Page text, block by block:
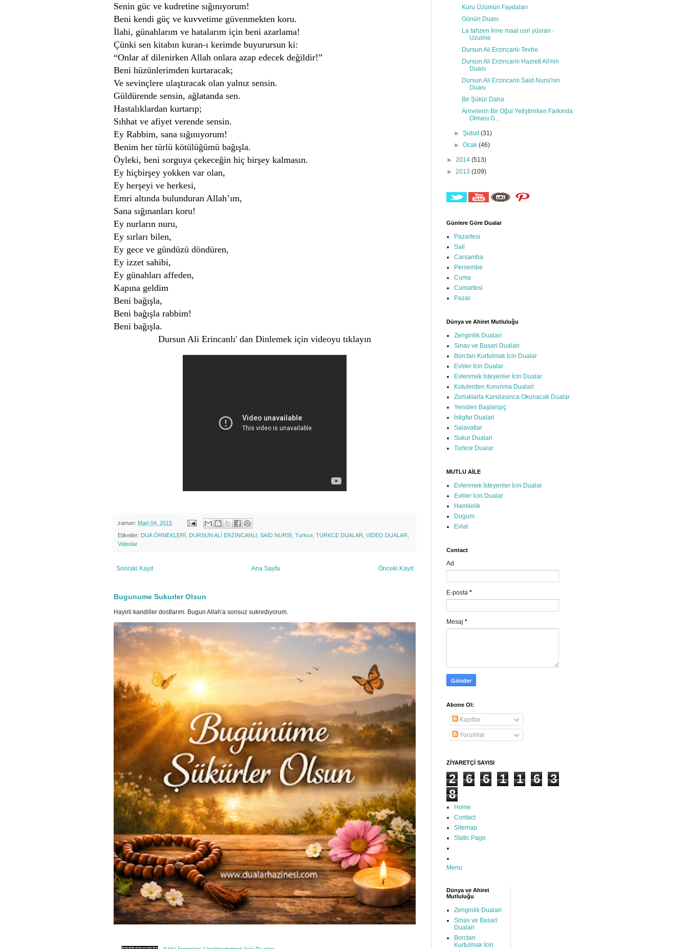
Senin güc ve kudretine sığınıyorum!
Beni kendi güç ve kuvvetime güvenmekten koru.
İlahi, günahlarım ve hatalarım için beni azarlama!
Çünki sen kitabın kuran-ı kerimde buyurursun ki:
“Onlar af dilenirken Allah onlara azap edecek değildir!”
Beni hüzünlerimden kurtaracak;
Ve sevinçlere ulaştıracak olan yalnız sensin.
Güldürende sensin, ağlatanda sen.
Hastalıklardan kurtarıp;
Sıhhat ve afiyet verende sensin.
Ey Rabbim, sana sığınıyorum!
Benim her türlü kötülüğümü bağışla.
Öyleki, beni sorguya çekeceğin hiç birşey kalmasın.
Ey hiçbirşey yokken var olan,
Ey herşeyi ve herkesi,
Emri altında bulunduran Allah’ım,
Sana sığınanları koru!
Ey nurların nuru,
Ey sırları bilen,
Ey gece ve gündüzü döndüren,
Ey izzet sahibi,
Ey günahları affeden,
Kapına geldim
Beni bağışla,
Beni bağışla rabbim!
Beni bağışla.
Dursun Ali Erincanlı' dan Dinlemek için videoyu tıklayın
zaman: Mart 04, 2015
Etiketler: DUA ÖRNEKLERİ DURSUN ALİ ERZİNCANLI SAİD NURSİ Turkce TURKCE DUALAR VİDEO DUALAR
Videolar
Sonraki Kayıt Önceki Kayıt
Ana Sayfa
Bugunume Sukurler Olsun
Hayirli kandiller dostlarım. Bugun Allah'a sonsuz sukrediyorum.
Kuru Üzümün Faydaları
Günün Duası
La tahzen İnne maal usri yüsran -
Uzulme
Dursun Ali Erzincanlı Tevbe
Dursun Ali Erzincanlı Hazreti Ali'nin
Duası
Dursun Ali Erzincanlı Said Nursi'nin
Duası
Bir Şükür Daha
Annelerin Bir Oğul Yetiştirirken Farkında
Olması G...
►Şubat(31)
►Ocak(46)
► 2014 (513)
► 2013 (109)
Günlere Göre Dualar
Pazartesi
Sali
Carsamba
Persembe
Cuma
Cumartesi
Pazar
Dünya ve Ahiret Mutluluğu
Zenginlik Dualari
Sinav ve Basari Dualari
Borctan Kurtulmak İcin Dualar
Evliler İcin Dualar
Evlenmek İsteyenler İcin Dualar
Kotulerden Korunma Dualari
Zorluklarla Karsilasinca Okunacak Dualar
Yeniden Başlangıç
İstigfar Dualari
Salavatlar
Sukur Dualari
Turkce Dualar
MUTLU AİLE
Evlenmek İsteyenler İcin Dualar
Evliler İcin Dualar
Hamilelik
Dogum
Evlat
Contact
Ad
E-posta *
Mesaj *
Abone Ol:
Kayıtlar
Yorumlar
ZİYARETÇİ SAYISI
2 6 6 1 1 6
3
8
Home
Contact
Sitemap
Static Page
Menu
Dünya ve Ahiret
Mutluluğu
Zenginlik Dualari
Sinav ve Basari
Dualari
Borctan
Kurtulmak İcin